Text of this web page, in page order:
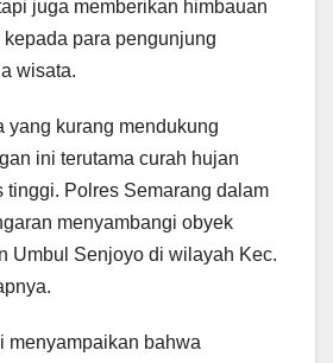
juga memberikan himbauan
para pengunjung
wisata.
yang kurang mendukung
ini terutama curah hujan
tinggi. Polres Semarang dalam
menyambangi obyek
Umbul Senjoyo di wilayah Kec.
menyampaikan bahwa